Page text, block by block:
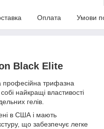
Оплата Умови
Black Elite
професійна трифазна
найкращі властивості
гелів.
в США і мають
що забезпечує легке